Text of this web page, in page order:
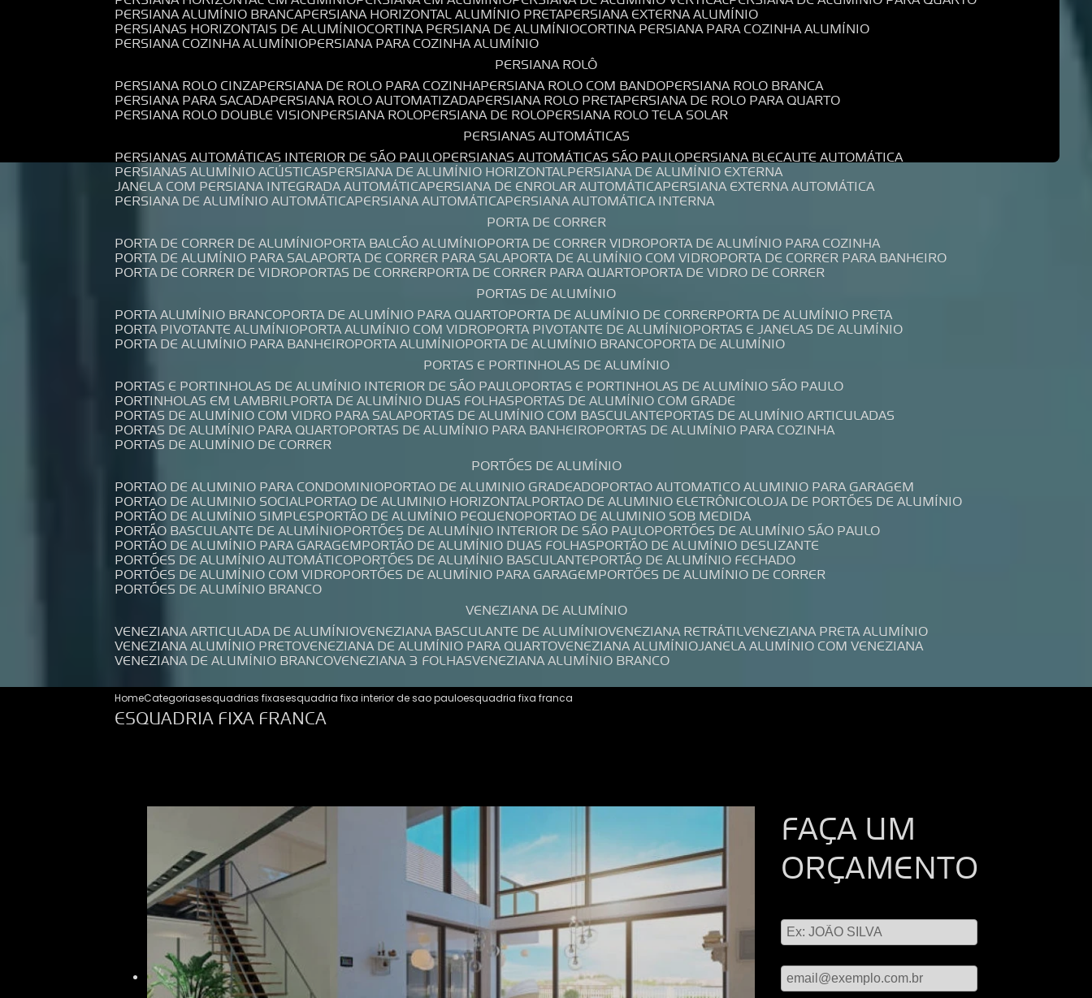
PERSIANA ALUMÍNIO BRANCA PERSIANA HORIZONTAL ALUMÍNIO PRETA PERSIANA EXTERNA ALUMÍNIO
PERSIANAS HORIZONTAIS DE ALUMÍNIO CORTINA PERSIANA DE ALUMÍNIO CORTINA PERSIANA PARA COZINHA ALUMÍNIO
PERSIANA COZINHA ALUMÍNIO PERSIANA PARA COZINHA ALUMÍNIO
PERSIANA ROLÔ
PERSIANA ROLO CINZA PERSIANA DE ROLO PARA COZINHA PERSIANA ROLO COM BANDO PERSIANA ROLO BRANCA
PERSIANA PARA SACADA PERSIANA ROLO AUTOMATIZADA PERSIANA ROLO PRETA PERSIANA DE ROLO PARA QUARTO
PERSIANA ROLO DOUBLE VISION PERSIANA ROLO PERSIANA DE ROLO PERSIANA ROLO TELA SOLAR
PERSIANAS AUTOMÁTICAS
PERSIANAS AUTOMÁTICAS INTERIOR DE SÃO PAULO PERSIANAS AUTOMÁTICAS SÃO PAULO PERSIANA BLECAUTE AUTOMÁTICA
PERSIANAS ALUMÍNIO ACÚSTICAS PERSIANA DE ALUMÍNIO HORIZONTAL PERSIANA DE ALUMÍNIO EXTERNA
JANELA COM PERSIANA INTEGRADA AUTOMÁTICA PERSIANA DE ENROLAR AUTOMÁTICA PERSIANA EXTERNA AUTOMÁTICA
PERSIANA DE ALUMÍNIO AUTOMÁTICA PERSIANA AUTOMÁTICA PERSIANA AUTOMÁTICA INTERNA
PORTA DE CORRER
PORTA DE CORRER DE ALUMÍNIO PORTA BALCÃO ALUMÍNIO PORTA DE CORRER VIDRO PORTA DE ALUMÍNIO PARA COZINHA
PORTA DE ALUMÍNIO PARA SALA PORTA DE CORRER PARA SALA PORTA DE ALUMÍNIO COM VIDRO PORTA DE CORRER PARA BANHEIRO
PORTA DE CORRER DE VIDRO PORTAS DE CORRER PORTA DE CORRER PARA QUARTO PORTA DE VIDRO DE CORRER
PORTAS DE ALUMÍNIO
PORTA ALUMÍNIO BRANCO PORTA DE ALUMÍNIO PARA QUARTO PORTA DE ALUMÍNIO DE CORRER PORTA DE ALUMÍNIO PRETA
PORTA PIVOTANTE ALUMÍNIO PORTA ALUMÍNIO COM VIDRO PORTA PIVOTANTE DE ALUMÍNIO PORTAS E JANELAS DE ALUMÍNIO
PORTA DE ALUMÍNIO PARA BANHEIRO PORTA ALUMÍNIO PORTA DE ALUMÍNIO BRANCO PORTA DE ALUMÍNIO
PORTAS E PORTINHOLAS DE ALUMÍNIO
PORTAS E PORTINHOLAS DE ALUMÍNIO INTERIOR DE SÃO PAULO PORTAS E PORTINHOLAS DE ALUMÍNIO SÃO PAULO
PORTINHOLAS EM LAMBRIL PORTA DE ALUMÍNIO DUAS FOLHAS PORTAS DE ALUMÍNIO COM GRADE
PORTAS DE ALUMÍNIO COM VIDRO PARA SALA PORTAS DE ALUMÍNIO COM BASCULANTE PORTAS DE ALUMÍNIO ARTICULADAS
PORTAS DE ALUMÍNIO PARA QUARTO PORTAS DE ALUMÍNIO PARA BANHEIRO PORTAS DE ALUMÍNIO PARA COZINHA
PORTAS DE ALUMÍNIO DE CORRER
PORTÕES DE ALUMÍNIO
PORTAO DE ALUMINIO PARA CONDOMINIO PORTAO DE ALUMINIO GRADEADO PORTAO AUTOMATICO ALUMINIO PARA GARAGEM
PORTAO DE ALUMINIO SOCIAL PORTAO DE ALUMINIO HORIZONTAL PORTAO DE ALUMINIO ELETRÔNICO LOJA DE PORTÕES DE ALUMÍNIO
PORTÃO DE ALUMÍNIO SIMPLES PORTÃO DE ALUMÍNIO PEQUENO PORTAO DE ALUMINIO SOB MEDIDA
PORTÃO BASCULANTE DE ALUMÍNIO PORTÕES DE ALUMÍNIO INTERIOR DE SÃO PAULO PORTÕES DE ALUMÍNIO SÃO PAULO
PORTÃO DE ALUMÍNIO PARA GARAGEM PORTÃO DE ALUMÍNIO DUAS FOLHAS PORTÃO DE ALUMÍNIO DESLIZANTE
PORTÕES DE ALUMÍNIO AUTOMÁTICO PORTÕES DE ALUMÍNIO BASCULANTE PORTÃO DE ALUMÍNIO FECHADO
PORTÕES DE ALUMÍNIO COM VIDRO PORTÕES DE ALUMÍNIO PARA GARAGEM PORTÕES DE ALUMÍNIO DE CORRER
PORTÕES DE ALUMÍNIO BRANCO
VENEZIANA DE ALUMÍNIO
VENEZIANA ARTICULADA DE ALUMÍNIO VENEZIANA BASCULANTE DE ALUMÍNIO VENEZIANA RETRÁTIL VENEZIANA PRETA ALUMÍNIO
VENEZIANA ALUMÍNIO PRETO VENEZIANA DE ALUMÍNIO PARA QUARTO VENEZIANA ALUMÍNIO JANELA ALUMÍNIO COM VENEZIANA
VENEZIANA DE ALUMÍNIO BRANCO VENEZIANA 3 FOLHAS VENEZIANA ALUMÍNIO BRANCO
HomeCategoriasesquadrias fixasesquadria fixa interior de sao pauloesquadria fixa franca
ESQUADRIA FIXA FRANCA
FAÇA UM
ORÇAMENTO